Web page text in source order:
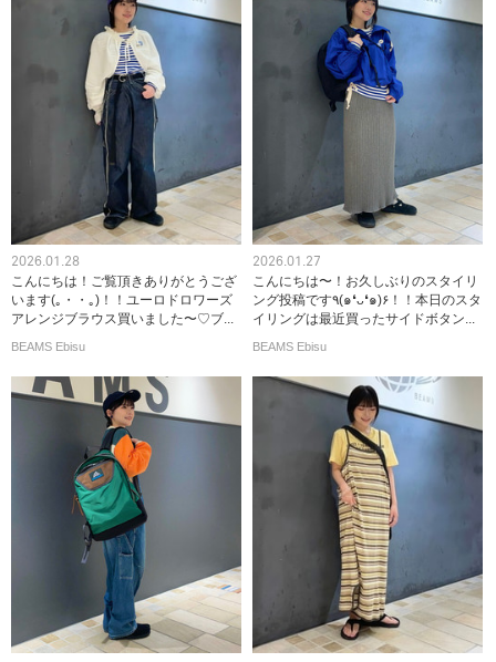
2026.01.28
こんにちは！ご覧頂きありがとうござ
います(｡・・｡)！！ユーロドロワーズ
アレンジブラウス買いました〜♡ブ...
BEAMS Ebisu
2026.01.27
こんにちは〜！お久しぶりのスタイリ
ング投稿です٩(๑❛ᴗ❛๑)۶！！本日のスタ
イリングは最近買ったサイドボタン...
BEAMS Ebisu